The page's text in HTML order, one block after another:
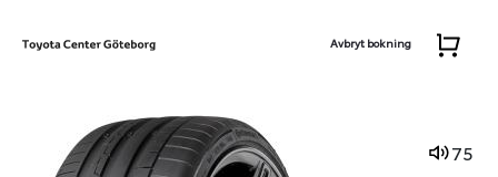
Avbryt bokning
75